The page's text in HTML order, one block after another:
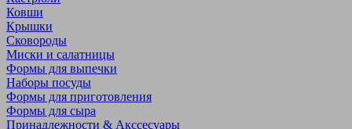
Ковши
Крышки
Сковороды
Миски и салатницы
Формы для выпечки
Наборы посуды
Формы для приготовления
Формы для сыра
Принадлежности & Акссесуары